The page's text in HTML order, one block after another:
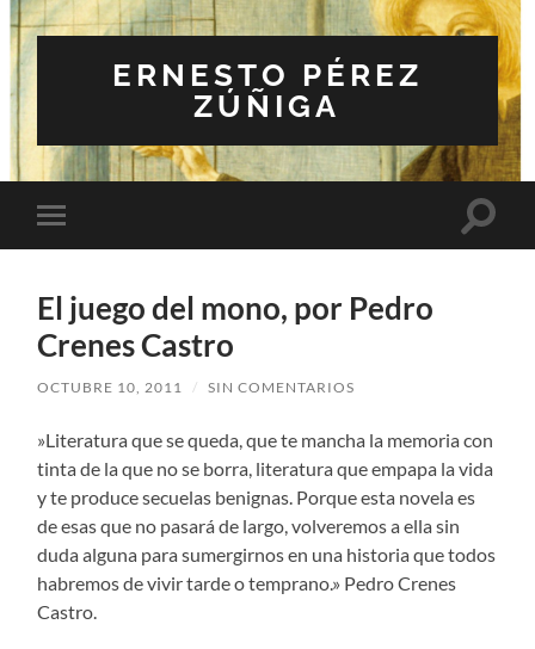
ERNESTO PÉREZ
ZÚÑIGA
Alternar
el
móvil
El juego del mono, por Pedro
Crenes Castro
OCTUBRE 10, 2011 / SIN COMENTARIOS
‎»Literatura que se queda, que te mancha la memoria con
tinta de la que no se borra, literatura que empapa la vida
y te produce secuelas benignas. Porque esta novela es
de esas que no pasará de largo, volveremos a ella sin
duda alguna para sumergirnos en una historia que todos
habremos de vivir tarde o temprano.» Pedro Crenes
Castro.